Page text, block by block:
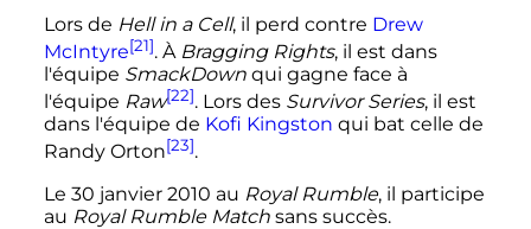
Lors de Hell in a Cell, il perd contre Drew
McIntyre[21]. À Bragging Rights, il est dans
l'équipe SmackDownqui gagne face à
l'équipe Raw[22]. Lors des Survivor Series, il est
dans l'équipe de Kofi Kingston qui bat celle de
Randy Orton[23].
Le 30 janvier 2010 au Royal Rumble, il participe
au Royal Rumble Matchsans succès.